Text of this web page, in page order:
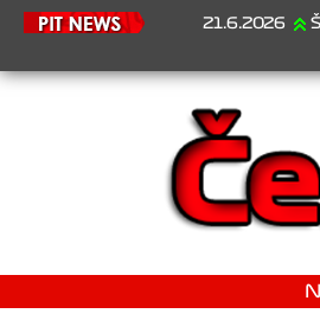
21.6.2026